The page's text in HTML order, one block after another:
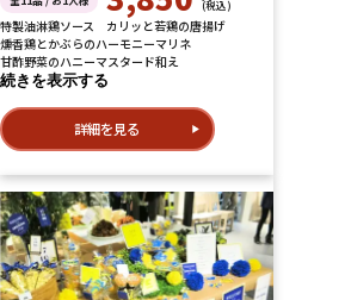
(税込)
特製油淋鶏ソース カリッと若鶏の唐揚げ
燻香鶏とかぶらのハーモニーマリネ
甘酢野菜のハニーマスタード和え
続きを表示する
詳細を見る